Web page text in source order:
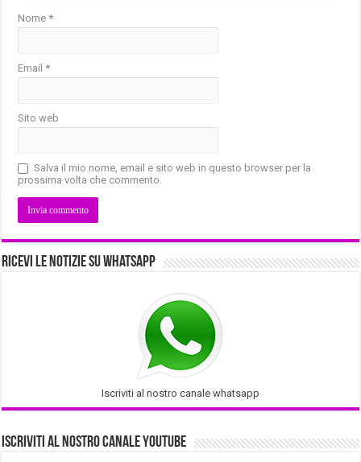
Nome*
Email*
Sito web
Salva il mio nome, email e sito web in questo browser per la
prossima volta che commento.
Ricevi le notizie su Whatsapp
Iscriviti al nostro canale whatsapp
Iscriviti al nostro Canale Youtube